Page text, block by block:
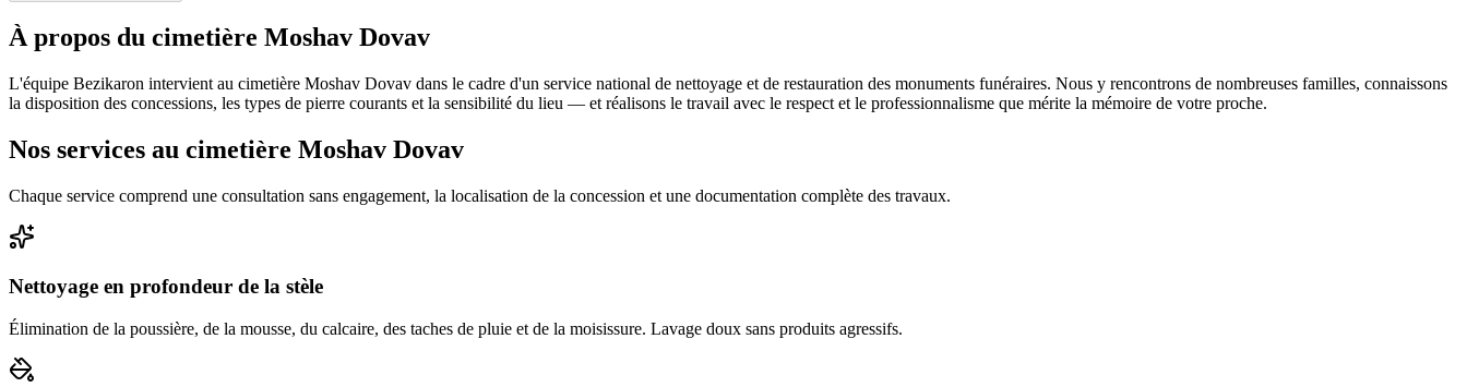
À propos du cimetière Moshav Dovav
L'équipe Bezikaron intervient au cimetière Moshav Dovav dans le cadre d'un service national de nettoyage et de restauration des monuments funéraires. Nous y rencontrons de nombreuses familles, connaissons
la disposition des concessions, les types de pierre courants et la sensibilité du lieu — et réalisons le travail avec le respect et le professionnalisme que mérite la mémoire de votre proche.
Nos services au cimetière Moshav Dovav
Chaque service comprend une consultation sans engagement, la localisation de la concession et une documentation complète des travaux.
Nettoyage en profondeur de la stèle
Élimination de la poussière, de la mousse, du calcaire, des taches de pluie et de la moisissure. Lavage doux sans produits agressifs.